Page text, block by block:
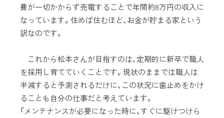
費が一切かからず売電することで年間約8万円の収入に
なっています。住めば住むほど、お金が貯まる家という
訳なのです。
これから松本さんが目指すのは、定期的に新卒で職人
を採用し育てていくことです。現状のままでは職人は
半減すると予測されるだけに、この状況に歯止めをかけ
ることも自分の仕事だと考えています。
「メンテナンスが必要になった時に、すぐに駆けつけら